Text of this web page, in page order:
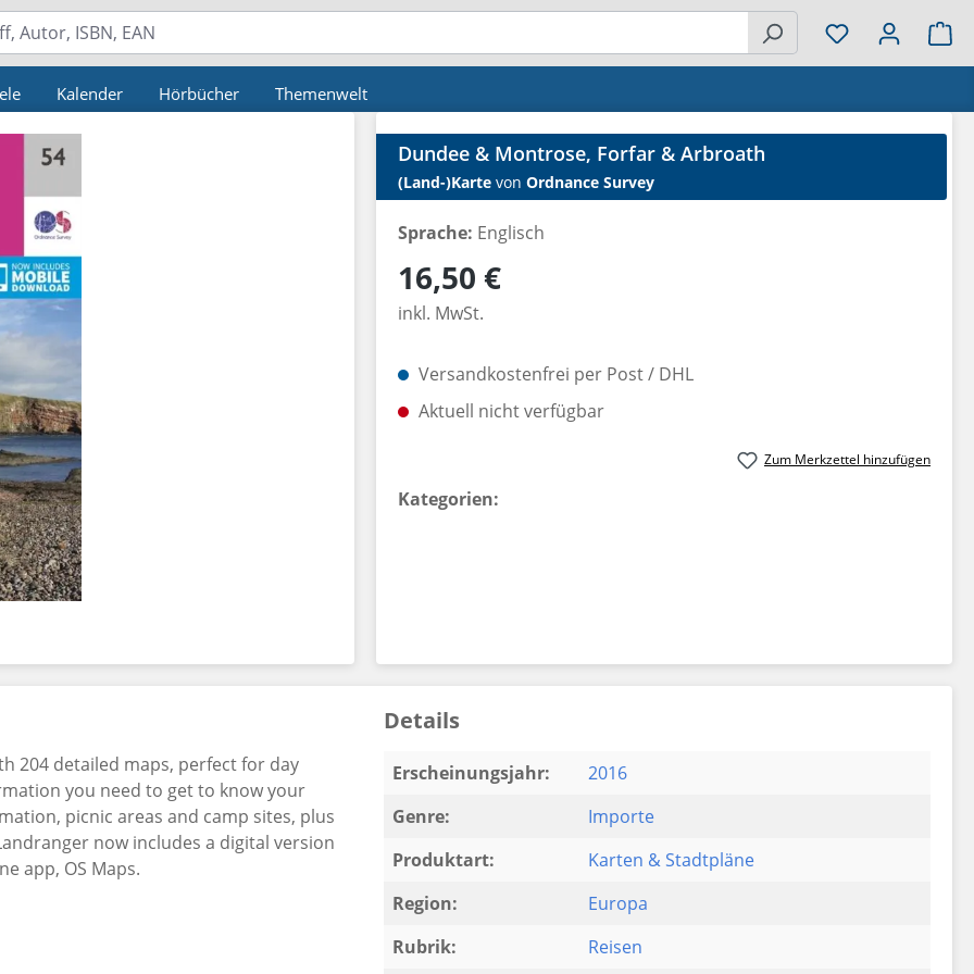
Kalender Hörbücher Themenwelt
Dundee & Montrose, Forfar & Arbroath
(Land-)Karte von Ordnance Survey
Sprache: Englisch
Regulärer Preis:
16,50 €
inkl. MwSt.
Versandkostenfrei per Post / DHL
Aktuell nicht verfügbar
Zum Merkzettel hinzufügen
Kategorien:
204 detailed maps, perfect for day
you need to get to know your
picnic areas and camp sites, plus
now includes a digital version
app, OS Maps.
Details
Erscheinungsjahr:
2016
Genre:
Importe
Produktart:
Karten & Stadtpläne
Region:
Europa
Rubrik:
Reisen